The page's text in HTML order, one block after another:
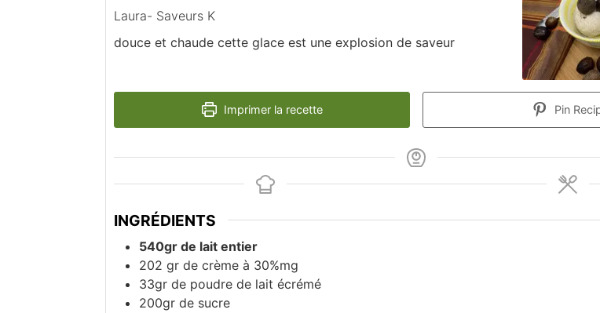
Laura- Saveurs K
douce et chaude cette glace est une explosion de saveur
Imprimer la recette Pin
INGRÉDIENTS
540gr de lait entier
202 gr de crème à 30%mg
33gr de poudre de lait écrémé
200gr de sucre